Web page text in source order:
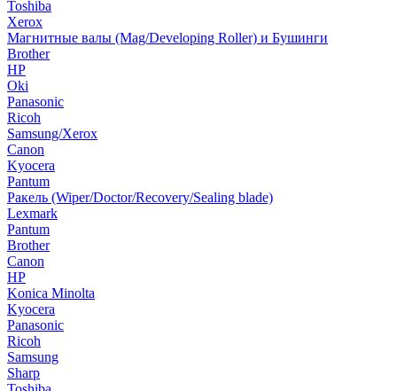
Toshiba
Xerox
Магнитные валы (Mag/Developing Roller) и Бушинги
Brother
HP
Oki
Panasonic
Ricoh
Samsung/Xerox
Canon
Kyocera
Pantum
Ракель (Wiper/Doctor/Recovery/Sealing blade)
Lexmark
Pantum
Brother
Canon
HP
Konica Minolta
Kyocera
Panasonic
Ricoh
Samsung
Sharp